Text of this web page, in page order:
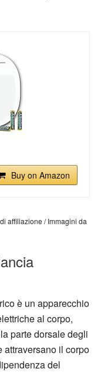
Buy on Amazon
affiliazione / Immagini da
è un apparecchio
al corpo,
parte dorsale degli
attraversano il corpo
del